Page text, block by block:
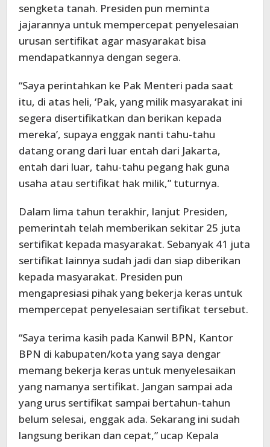
sengketa tanah. Presiden pun meminta
jajarannya untuk mempercepat penyelesaian
urusan sertifikat agar masyarakat bisa
mendapatkannya dengan segera.
“Saya perintahkan ke Pak Menteri pada saat
itu, di atas heli, ‘Pak, yang milik masyarakat ini
segera disertifikatkan dan berikan kepada
mereka’, supaya enggak nanti tahu-tahu
datang orang dari luar entah dari Jakarta,
entah dari luar, tahu-tahu pegang hak guna
usaha atau sertifikat hak milik,” tuturnya.
Dalam lima tahun terakhir, lanjut Presiden,
pemerintah telah memberikan sekitar 25 juta
sertifikat kepada masyarakat. Sebanyak 41 juta
sertifikat lainnya sudah jadi dan siap diberikan
kepada masyarakat. Presiden pun
mengapresiasi pihak yang bekerja keras untuk
mempercepat penyelesaian sertifikat tersebut.
“Saya terima kasih pada Kanwil BPN, Kantor
BPN di kabupaten/kota yang saya dengar
memang bekerja keras untuk menyelesaikan
yang namanya sertifikat. Jangan sampai ada
yang urus sertifikat sampai bertahun-tahun
belum selesai, enggak ada. Sekarang ini sudah
langsung berikan dan cepat,” ucap Kepala